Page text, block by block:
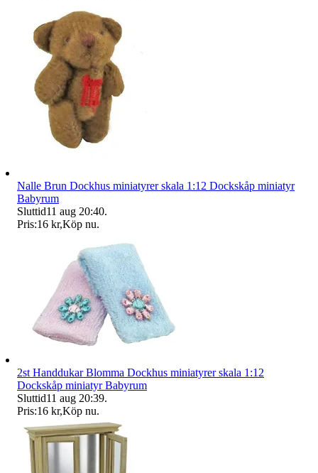
Nalle Brun Dockhus miniatyrer skala 1:12 Dockskåp miniatyr
Babyrum
Sluttid11 aug 20:40.
Pris:16 kr,Köp nu.
2st Handdukar Blomma Dockhus miniatyrer skala 1:12
Dockskåp miniatyr Babyrum
Sluttid11 aug 20:39.
Pris:16 kr,Köp nu.